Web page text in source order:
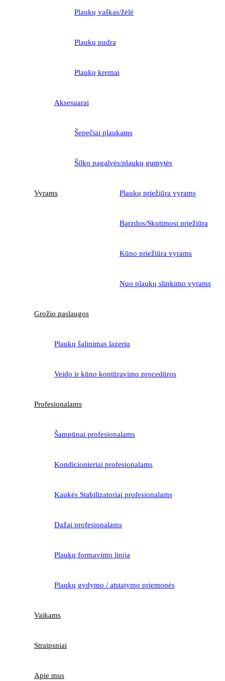
Plaukų vaškas/žėlė
Plaukų pudra
Plaukų kremai
Aksesuarai
Šepečiai plaukams
Šilko pagalvės/plaukų gumytės
Vyrams Plaukų priežiūra vyrams
Barzdos/Skutimosi priežiūra
Kūno priežiūra vyrams
Nuo plaukų slinkimo vyrams
Grožio paslaugos
Plaukų šalinimas lazeriu
Veido ir kūno kontūravimo procedūros
Profesionalams
Šampūnai profesionalams
Kondicionieriai profesionalams
Kaukės Stabilizatoriai profesionalams
Dažai profesionalams
Plaukų formavimo linija
Plaukų gydymo / atstatymo priemonės
Vaikams
Straipsniai
Apie mus